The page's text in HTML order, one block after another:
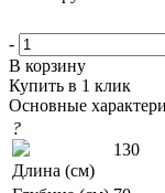
-
В корзину
Купить в 1 клик
Основные
?
Длина (см)
130